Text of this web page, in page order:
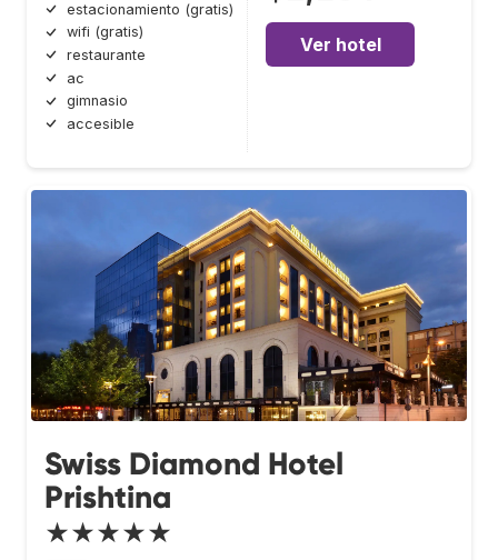
estacionamiento (gratis)
wifi (gratis)
restaurante
ac
gimnasio
accesible
Ver hotel
Swiss Diamond Hotel
Prishtina
★★★★★